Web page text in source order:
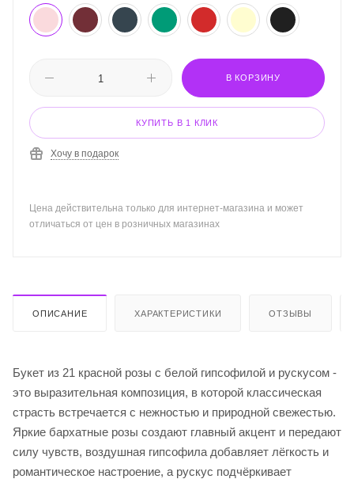
В КОРЗИНУ
КУПИТЬ В 1 КЛИК
Хочу в подарок
Цена действительна только для интернет-магазина и может
отличаться от цен в розничных магазинах
ОПИСАНИЕ ХАРАКТЕРИСТИКИ ОТЗЫВЫ
Букет из 21 красной розы с белой гипсофилой и рускусом -
это выразительная композиция, в которой классическая
страсть встречается с нежностью и природной свежестью.
Яркие бархатные розы создают главный акцент и передают
силу чувств, воздушная гипсофила добавляет лёгкость и
романтическое настроение, а рускус подчёркивает